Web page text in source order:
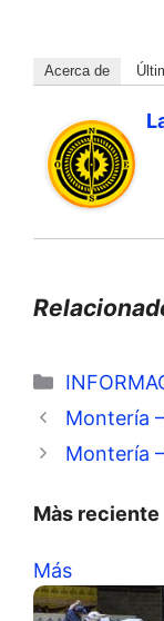
Acerca de
Montería
Montería
Màs reciente
Más